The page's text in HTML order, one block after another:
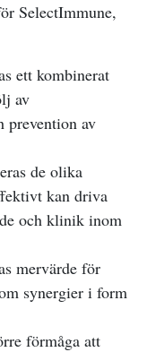
SelectImmune,
ett kombinerat
av
prevention av
de olika
kan driva
och klinik inom
mervärde för
synergier i form
förmåga att